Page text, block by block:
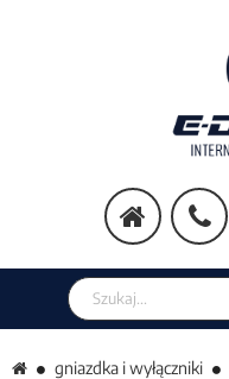
Szukaj w sklepie
gniazdka i wyłączniki